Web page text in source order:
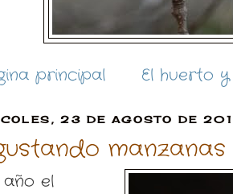
principal El huerto
23 DE AGOSTO DE
manzanas
año el